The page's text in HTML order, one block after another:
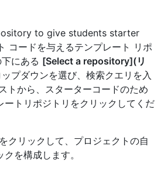
to give students starter
コードを与えるテンプレート リポ
にある [Select a repository](リ
ップダウンを選び、検索クエリを入
トから、スターターコードのため
ートリポジトリをクリックしてくだ
をクリックして、プロジェクトの自
を構成します。